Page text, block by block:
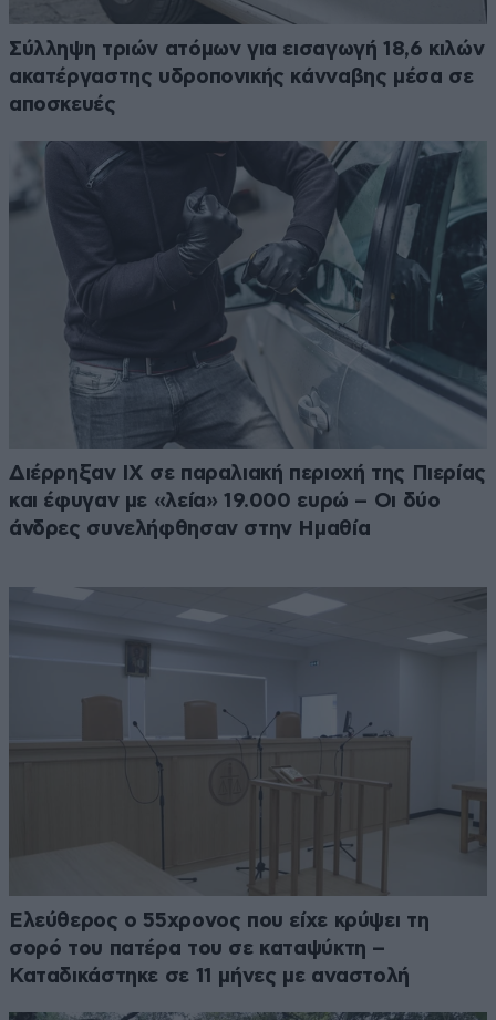
Σύλληψη τριών ατόμων για εισαγωγή 18,6 κιλών
ακατέργαστης υδροπονικής κάνναβης μέσα σε
αποσκευές
Διέρρηξαν ΙΧ σε παραλιακή περιοχή της Πιερίας
και έφυγαν με «λεία» 19.000 ευρώ – Οι δύο
άνδρες συνελήφθησαν στην Ημαθία
Ελεύθερος ο 55χρονος που είχε κρύψει τη
σορό του πατέρα του σε καταψύκτη –
Καταδικάστηκε σε 11 μήνες με αναστολή